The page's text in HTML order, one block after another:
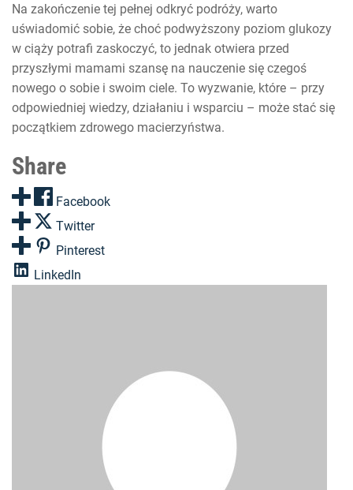
Na zakończenie tej pełnej odkryć podróży, warto
uświadomić sobie, że choć podwyższony poziom glukozy
w ciąży potrafi zaskoczyć, to jednak otwiera przed
przyszłymi mamami szansę na nauczenie się czegoś
nowego o sobie i swoim ciele. To wyzwanie, które – przy
odpowiedniej wiedzy, działaniu i wsparciu – może stać się
początkiem zdrowego macierzyństwa.
Share
Facebook
Twitter
Pinterest
LinkedIn